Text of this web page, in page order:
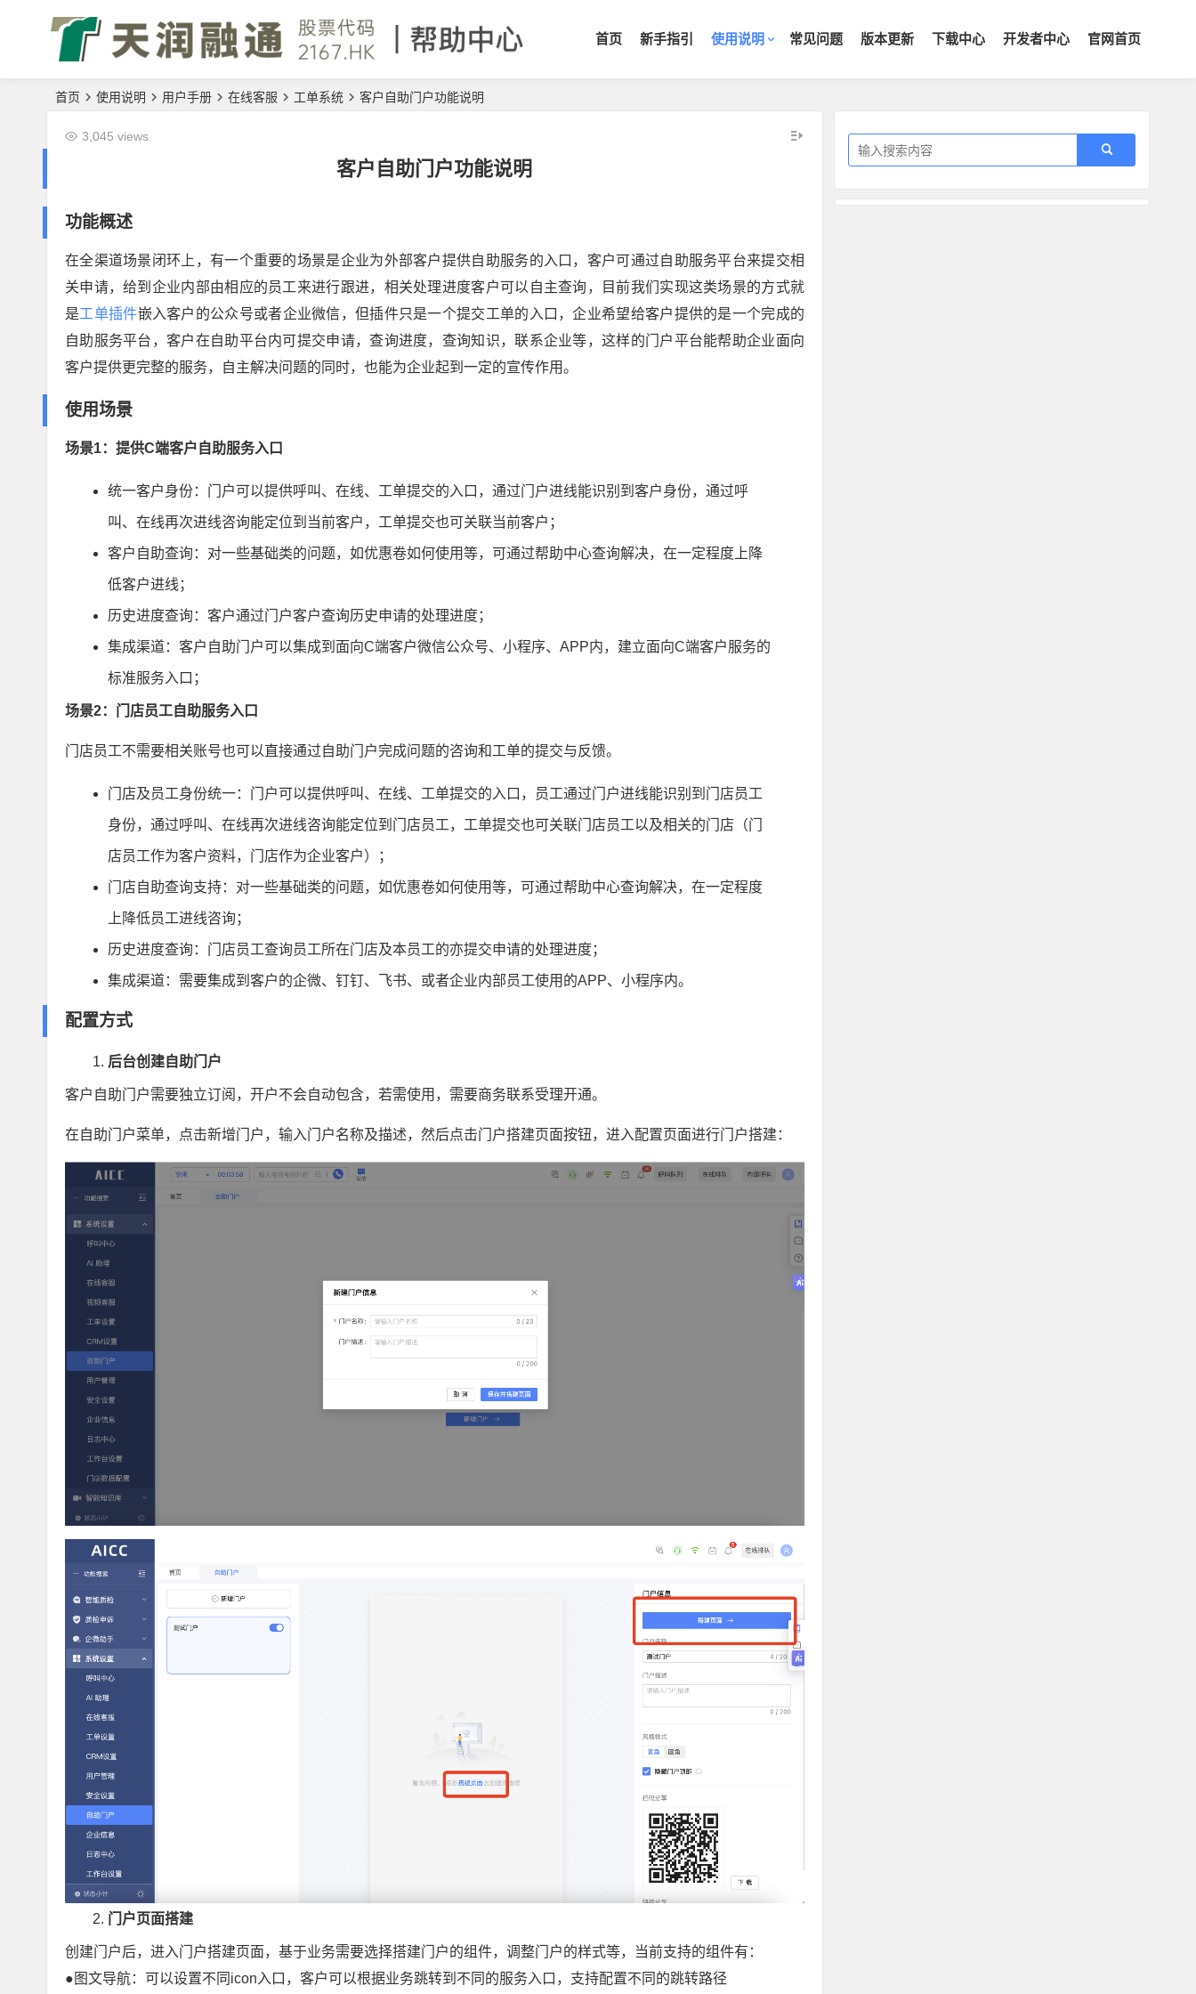
首页 新手指引 使用说明 常见问题 版本更新 下载中心 开发者中心 官网首页
首页 使用说明 用户手册 在线客服 工单系统 客户自助门户功能说明
客户自助门户功能说明
3,045 views
功能概述
在全渠道场景闭环上，有一个重要的场景是企业为外部客户提供自助服务的入口，客户可通过自助服务平台来提交相
关申请，给到企业内部由相应的员工来进行跟进，相关处理进度客户可以自主查询，目前我们实现这类场景的方式就
是工单插件嵌入客户的公众号或者企业微信，但插件只是一个提交工单的入口，企业希望给客户提供的是一个完成的
自助服务平台，客户在自助平台内可提交申请，查询进度，查询知识，联系企业等，这样的门户平台能帮助企业面向
客户提供更完整的服务，自主解决问题的同时，也能为企业起到一定的宣传作用。
使用场景
场景1：提供C端客户自助服务入口
统一客户身份：门户可以提供呼叫、在线、工单提交的入口，通过门户进线能识别到客户身份，通过呼
叫、在线再次进线咨询能定位到当前客户，工单提交也可关联当前客户；
客户自助查询：对一些基础类的问题，如优惠卷如何使用等，可通过帮助中心查询解决，在一定程度上降
低客户进线；
历史进度查询：客户通过门户客户查询历史申请的处理进度；
集成渠道：客户自助门户可以集成到面向C端客户微信公众号、小程序、APP内，建立面向C端客户服务的
标准服务入口；
场景2：门店员工自助服务入口
门店员工不需要相关账号也可以直接通过自助门户完成问题的咨询和工单的提交与反馈。
门店及员工身份统一：门户可以提供呼叫、在线、工单提交的入口，员工通过门户进线能识别到门店员工
身份，通过呼叫、在线再次进线咨询能定位到门店员工，工单提交也可关联门店员工以及相关的门店（门
店员工作为客户资料，门店作为企业客户）；
门店自助查询支持：对一些基础类的问题，如优惠卷如何使用等，可通过帮助中心查询解决，在一定程度
上降低员工进线咨询；
历史进度查询：门店员工查询员工所在门店及本员工的亦提交申请的处理进度；
集成渠道：需要集成到客户的企微、钉钉、飞书、或者企业内部员工使用的APP、小程序内。
配置方式
后台创建自助门户
客户自助门户需要独立订阅，开户不会自动包含，若需使用，需要商务联系受理开通。
在自助门户菜单，点击新增门户，输入门户名称及描述，然后点击门户搭建页面按钮，进入配置页面进行门户搭建：
门户页面搭建
创建门户后，进入门户搭建页面，基于业务需要选择搭建门户的组件，调整门户的样式等，当前支持的组件有：
●图文导航：可以设置不同icon入口，客户可以根据业务跳转到不同的服务入口，支持配置不同的跳转路径